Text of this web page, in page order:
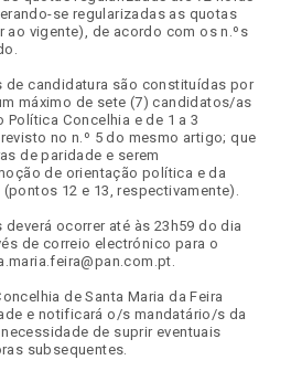
se regularizadas as quotas
ao vigente), de acordo com os n.ºs
de candidatura são constituídas por
máximo de sete (7) candidatos/as
Concelhia e de 1 a 3
no n.º 5 do mesmo artigo; que
de paridade e serem
de orientação política e da
12 e 13, respectivamente).
ocorrer até às 23h59 do dia
de correio electrónico para o
de Santa Maria da Feira
e notificará o/s mandatário/s da
de suprir eventuais
subsequentes.